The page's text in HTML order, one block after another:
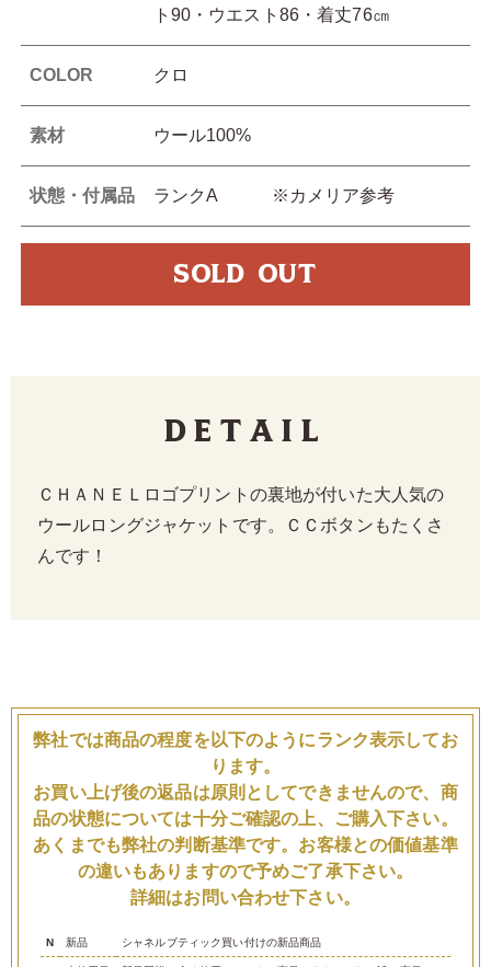
ト90・ウエスト86・着丈76㎝
COLOR クロ
素材 ウール100%
状態・付属品 ランクA ※カメリア参考
SOLD OUT
Detail
ＣＨＡＮＥＬロゴプリントの裏地が付いた大人気の
ウールロングジャケットです。ＣＣボタンもたくさ
んです！
弊社では商品の程度を以下のようにランク表示してお
ります。
お買い上げ後の返品は原則としてできませんので、商
品の状態については十分ご確認の上、ご購入下さい。
あくまでも弊社の判断基準です。お客様との価値基準
の違いもありますので予めご了承下さい。
詳細はお問い合わせ下さい。
N 新品 シャネルブティック買い付けの新品商品